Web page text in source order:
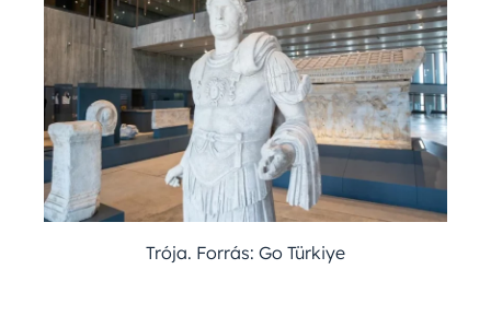
Trója. Forrás: Go Türkiye